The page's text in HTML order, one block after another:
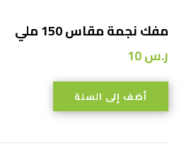
مفك نجمة مقاس 150 ملي
ر.س10
أضف إلى السلة